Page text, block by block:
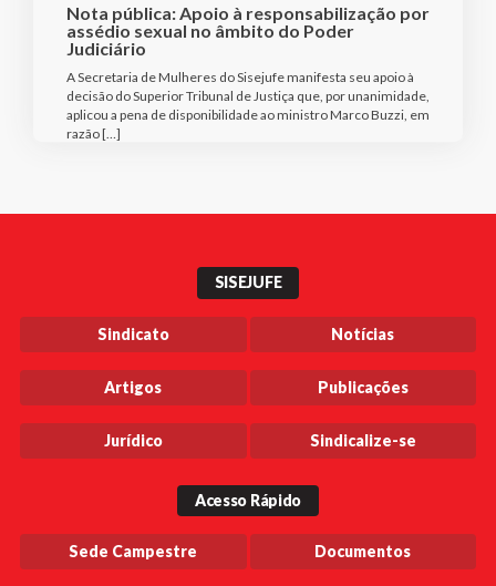
Nota pública: Apoio à responsabilização por
assédio sexual no âmbito do Poder
Judiciário
A Secretaria de Mulheres do Sisejufe manifesta seu apoio à
decisão do Superior Tribunal de Justiça que, por unanimidade,
aplicou a pena de disponibilidade ao ministro Marco Buzzi, em
razão […]
SISEJUFE
Sindicato Notícias
Artigos Publicações
Jurídico Sindicalize-se
Acesso Rápido
Sede Campestre Documentos